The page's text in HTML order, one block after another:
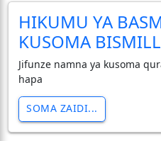
HIKUMU YA
KUSOMA
Jifunze namna ya kusoma
hapa
SOMA ZAIDI...